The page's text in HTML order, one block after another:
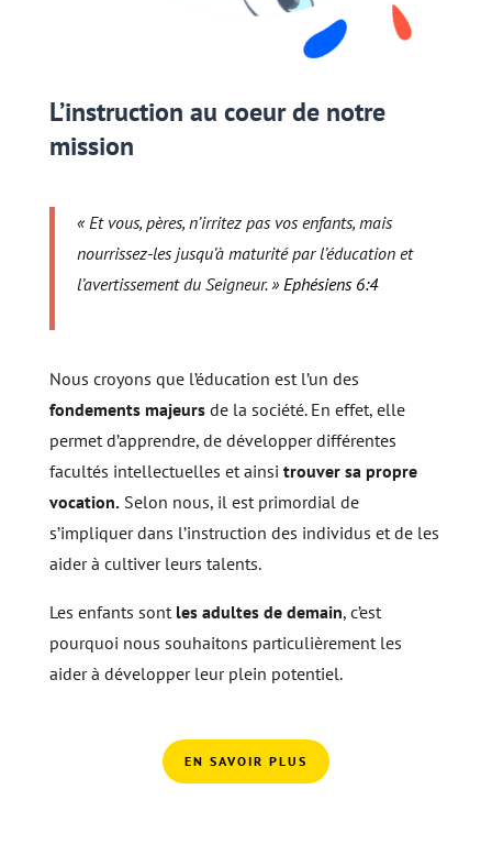
L’instruction au coeur de notre
mission
« Et vous, pères, n’irritez pas vos enfants, mais
nourrissez-les jusqu’à maturité par l’éducation et
l’avertissement du Seigneur. » Ephésiens 6:4
Nous croyons que l’éducation est l’un des
fondements majeursde la société. En effet, elle
permet d’apprendre, de développer différentes
facultés intellectuelles et ainsi trouver sa propre
vocation.Selon nous, il est primordial de
s’impliquer dans l’instruction des individus et de les
aider à cultiver leurs talents.
Les enfants sont les adultes de demain, c’est
pourquoi nous souhaitons particulièrement les
aider à développer leur plein potentiel.
EN SAVOIR PLUS